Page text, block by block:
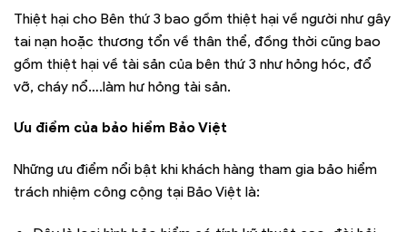
Thiệt hại cho Bên thứ 3 bao gồm thiệt hại về người như gây
tai nạn hoặc thương tổn về thân thể, đồng thời cũng bao
gồm thiệt hại về tài sản của bên thứ 3 như hỏng hóc, đổ
vỡ, cháy nổ….làm hư hỏng tài sản.
Ưu điểm của bảo hiểm Bảo Việt
Những ưu điểm nổi bật khi khách hàng tham gia bảo hiểm
trách nhiệm công cộng tại Bảo Việt là: